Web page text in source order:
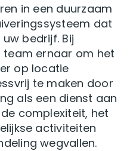
in een duurzaam
dat
bedrijf. Bij
ernaar om het
op locatie
te maken door
als een dienst aan
complexiteit, het
activiteiten
wegvallen.